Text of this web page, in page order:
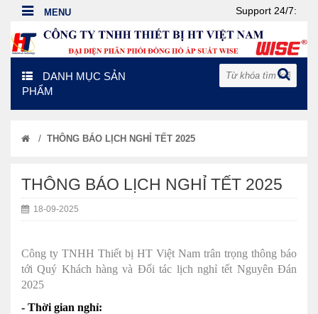
Support 24/7:
DANH MỤC SẢN
PHẨM
/ THÔNG BÁO LỊCH NGHỈ TẾT 2025
THÔNG BÁO LỊCH NGHỈ TẾT 2025
18-09-2025
Công ty TNHH Thiết bị HT Việt Nam trân trọng thông báo
tới Quý Khách hàng và Đối tác lịch nghỉ tết Nguyên Đán
2025
- Thời gian nghỉ: